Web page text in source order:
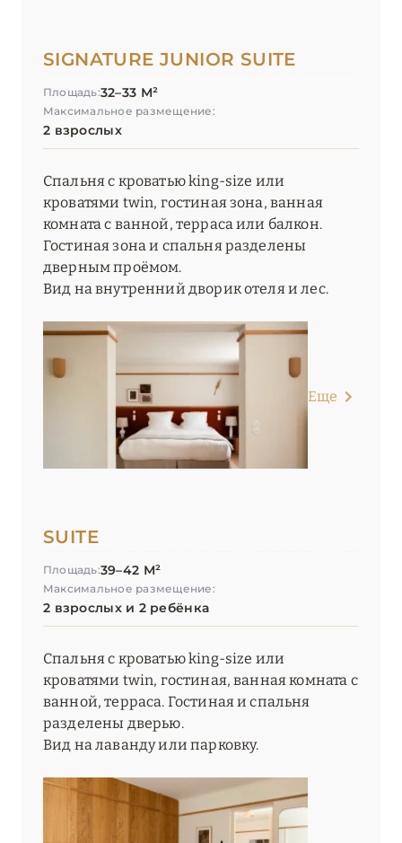
SIGNATURE JUNIOR SUITE
Площадь:32–33 М²
Максимальное размещение:
2 взрослых
Спальня с кроватью king-size или
кроватями twin, гостиная зона, ванная
комната с ванной, терраса или балкон.
Гостиная зона и спальня разделены
дверным проёмом.
Вид на внутренний дворик отеля и лес.
Еще
SUITE
Площадь:39–42 М²
Максимальное размещение:
2 взрослых и 2 ребёнка
Спальня с кроватью king-size или
кроватями twin, гостиная, ванная комната с
ванной, терраса. Гостиная и спальня
разделены дверью.
Вид на лаванду или парковку.